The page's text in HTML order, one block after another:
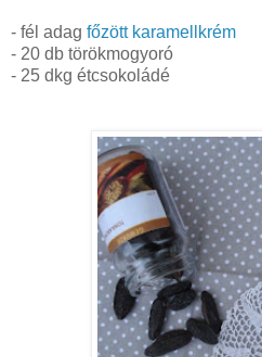
- fél adag főzött karamellkrém
- 20 db törökmogyoró
- 25 dkg étcsokoládé